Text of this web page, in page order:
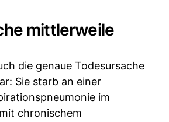
mittlerweile
die genaue Todesursache
Sie starb an einer
im
chronischem